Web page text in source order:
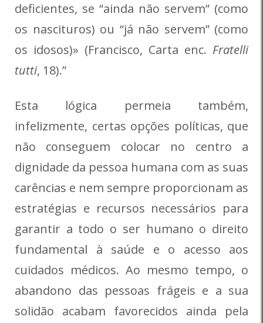
deficientes, se “ainda não servem” (como
os nascituros) ou “já não servem” (como
os idosos)» (Francisco, Carta enc. Fratelli
tutti, 18).”
Esta lógica permeia também,
infelizmente, certas opções políticas, que
não conseguem colocar no centro a
dignidade da pessoa humana com as suas
carências e nem sempre proporcionam as
estratégias e recursos necessários para
garantir a todo o ser humano o direito
fundamental à saúde e o acesso aos
cuidados médicos. Ao mesmo tempo, o
abandono das pessoas frágeis e a sua
solidão acabam favorecidos ainda pela